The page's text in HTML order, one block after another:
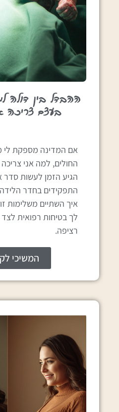
ההבדל בין דולה
בעצם צריכה
אם המדינה מספקת לי
החולים, למה אני
הגיע הזמן לעשות סדר
התפקידים בחדר הלידה
איך השתיים משלימות
לך בטיחות רפואית
רציפה.
המשיכי